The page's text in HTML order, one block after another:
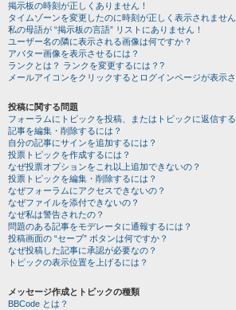
掲示板の時刻が正しくありません！
タイムゾーンを変更したのに時刻が正しく表示されません
私の母語が “掲示板の言語” リストにありません！
ユーザー名の隣に表示される画像は何ですか？
アバター画像を表示させるには？
ランクとは？ ランクを変更するには？?
メールアイコンをクリックするとログインページが表示
投稿に関する問題
フォーラムにトピックを投稿、またはトピックに返信する
記事を編集・削除するには？
自分の記事にサインを追加するには？
投票トピックを作成するには？
なぜ投票オプションをこれ以上追加できないの？
投票トピックを編集・削除するには？
なぜフォーラムにアクセスできないの？
なぜファイルを添付できないの？
なぜ私は警告されたの？
問題のある記事をモデレータに通報するには？
投稿画面の “セーブ” ボタンは何ですか？
なぜ投稿した記事に承認が必要なの？
トピックの表示位置を上げるには？
メッセージ作成とトピックの種類
BBCode とは？